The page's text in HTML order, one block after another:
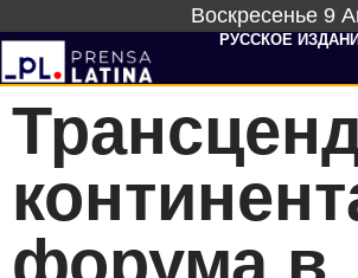
Воскресенье 9
РУССКОЕ